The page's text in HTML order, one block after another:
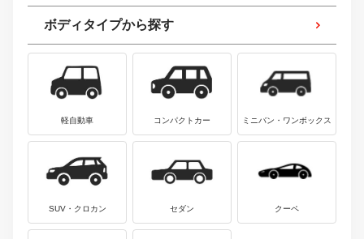
ボディタイプから探す
軽自動車 コンパクトカー ミニバン・ワンボックス
SUV・クロカン セダン クーペ